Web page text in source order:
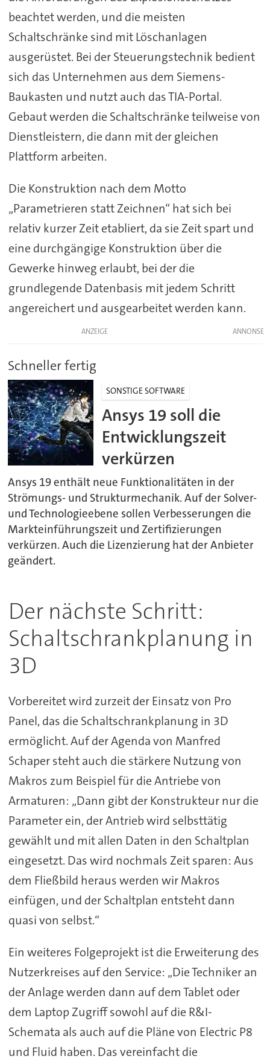
beachtet werden, und die meisten
Schaltschränke sind mit Löschanlagen
ausgerüstet. Bei der Steuerungstechnik bedient
sich das Unternehmen aus dem Siemens-
Baukasten und nutzt auch das TIA-Portal.
Gebaut werden die Schaltschränke teilweise von
Dienstleistern, die dann mit der gleichen
Plattform arbeiten.
Die Konstruktion nach dem Motto
„Parametrieren statt Zeichnen“ hat sich bei
relativ kurzer Zeit etabliert, da sie Zeit spart und
eine durchgängige Konstruktion über die
Gewerke hinweg erlaubt, bei der die
grundlegende Datenbasis mit jedem Schritt
angereichert und ausgearbeitet werden kann.
ANZEIGE
Schneller fertig
SONSTIGE SOFTWARE
Ansys 19 soll die
Entwicklungszeit
verkürzen
Ansys 19 enthält neue Funktionalitäten in der
Strömungs- und Strukturmechanik. Auf der Solver-
und Technologieebene sollen Verbesserungen die
Markteinführungszeit und Zertifizierungen
verkürzen. Auch die Lizenzierung hat der Anbieter
geändert.
Der nächste Schritt:
Schaltschrankplanung in
3D
Vorbereitet wird zurzeit der Einsatz von Pro
Panel, das die Schaltschrankplanung in 3D
ermöglicht. Auf der Agenda von Manfred
Schaper steht auch die stärkere Nutzung von
Makros zum Beispiel für die Antriebe von
Armaturen: „Dann gibt der Konstrukteur nur die
Parameter ein, der Antrieb wird selbsttätig
gewählt und mit allen Daten in den Schaltplan
eingesetzt. Das wird nochmals Zeit sparen: Aus
dem Fließbild heraus werden wir Makros
einfügen, und der Schaltplan entsteht dann
quasi von selbst.“
Ein weiteres Folgeprojekt ist die Erweiterung des
Nutzerkreises auf den Service: „Die Techniker an
der Anlage werden dann auf dem Tablet oder
dem Laptop Zugriff sowohl auf die R&I-
Schemata als auch auf die Pläne von Electric P8
und Fluid haben. Das vereinfacht die